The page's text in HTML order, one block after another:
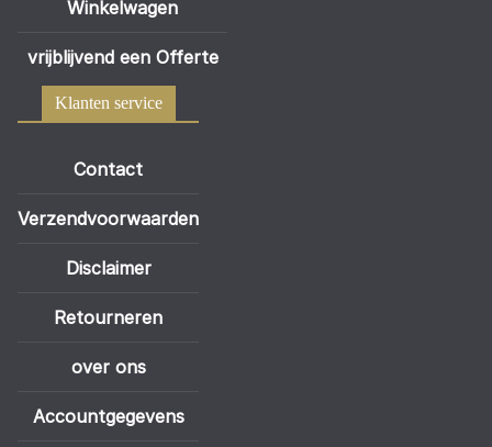
Winkelwagen
vrijblijvend een Offerte
Klanten service
Contact
Verzendvoorwaarden
Disclaimer
Retourneren
over ons
Accountgegevens